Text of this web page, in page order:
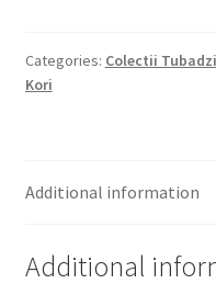
Categories: Colectii
Kori
Additional information
Additional